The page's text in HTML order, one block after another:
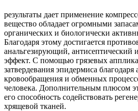
результаты дает применение
вещество обладает огромными
органических и биологически
Благодаря этому достигается
анальгезирующий, антисептический
эффект. С помощью грязевых
затвердевания эпидермиса благодаря
кровообращения и обменных
человека. Дополнительным плюсом
его способность содействовать
хрящевой тканей.